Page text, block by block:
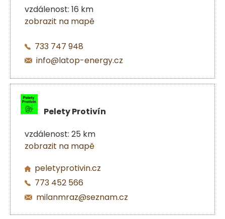
vzdálenost: 16 km
zobrazit na mapě
733 747 948
info@latop-energy.cz
Pelety Protivín
vzdálenost: 25 km
zobrazit na mapě
peletyprotivin.cz
773 452 566
milanmraz@seznam.cz